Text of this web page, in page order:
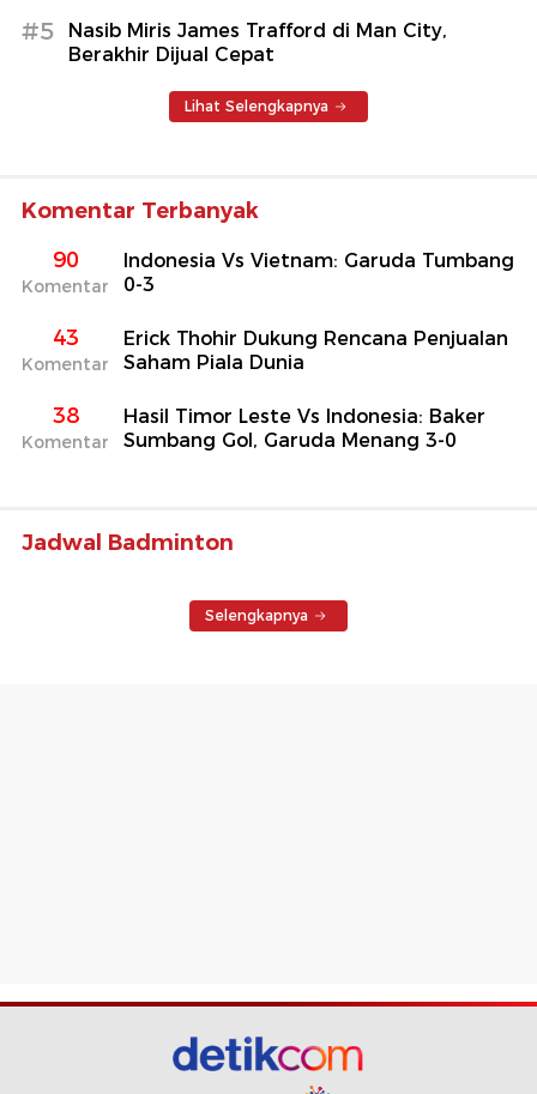
#5
Nasib Miris James Trafford di Man City,
Berakhir Dijual Cepat
Lihat Selengkapnya
Komentar Terbanyak
90
Komentar
Indonesia Vs Vietnam: Garuda Tumbang
0-3
43
Komentar
Erick Thohir Dukung Rencana Penjualan
Saham Piala Dunia
38
Komentar
Hasil Timor Leste Vs Indonesia: Baker
Sumbang Gol, Garuda Menang 3-0
Jadwal Badminton
Selengkapnya